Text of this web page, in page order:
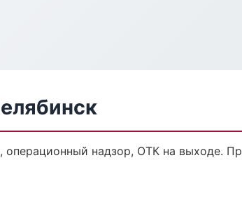
операционный надзор, ОТК на выходе.